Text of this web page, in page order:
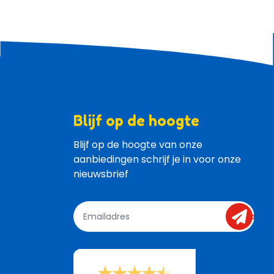
Blijf op de hoogte
Blijf op de hoogte van onze
aanbiedingen schrijf je in voor onze
nieuwsbrief
send